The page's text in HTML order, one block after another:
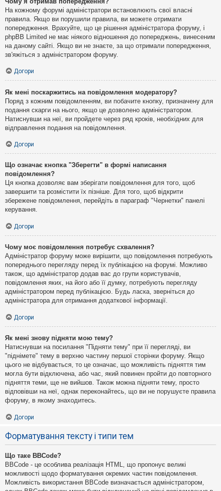
На кожному форумі адміністратори встановлюють свої власні
правила. Якщо ви порушили правила, ви можете отримати
попередження. Врахуйте, що це рішення адміністратора форуму, і
phpBB Limited не має ніякого відношення до попереджень, винесеним
на даному сайті. Якщо ви не знаєте, за що отримали попередження,
зв'яжіться з адміністратором форуму.
Догори
Як мені поскаржитись на повідомлення модератору?
Поряд з кожним повідомленням, ви побачите кнопку, призначену для
подання скарги на нього, якщо це дозволено адміністратором.
Натиснувши на неї, ви пройдете через ряд кроків, необхідних для
відправлення подання на повідомлення.
Догори
Що означає кнопка "Зберегти" в формі написання
повідомлення?
Ця кнопка дозволяє вам зберігати повідомлення для того, щоб
завершити та розмістити їх пізніше. Для того, щоб відкрити
збережене повідомлення, перейдіть в параграф "Чернетки" панелі
керування.
Догори
Чому моє повідомлення потребує схвалення?
Адміністратор форуму може вирішити, що повідомлення потребують
попереднього перегляду перед їх публікацією на форумі. Можливо
також, що адміністратор додав вас до групи користувачів,
повідомлення яких, на його або її думку, потребують перегляду
адміністратором перед публікацією. Будь ласка, зверніться до
адміністратора для отримання додаткової інформації.
Догори
Як мені знову підняти мою тему?
Натиснувши на посилання "Підняти тему" при її перегляді, ви
"піднімете" тему в верхню частину першої сторінки форуму. Якщо
цього не відбувається, то це означає, що можливість підняття тим
могла бути відключена, або час, який повинен пройти до повторного
підняття теми, ще не вийшов. Також можна підняти тему, просто
відповівши на неї, однак переконайтесь, що ви не порушуєте правила
форуму, в якому знаходитесь.
Догори
Форматування тексту і типи тем
Що таке BBCode?
BBCode - це особлива реалізація HTML, що пропонує великі
можливості щодо форматування окремих частин повідомлення.
Можливість використання BBCode визначається адміністратором,